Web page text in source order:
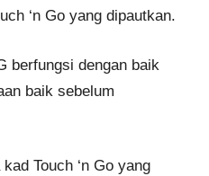
‘n Go yang dipautkan.
berfungsi dengan baik
baik sebelum
Touch ‘n Go yang